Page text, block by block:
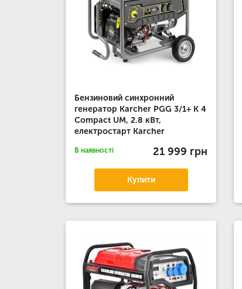
Бензиновий синхронний
генератор Karcher PGG 3/1+ K 4
Compact UM, 2.8 кВт,
електростарт Karcher
В наявності 21 999 грн
Купити